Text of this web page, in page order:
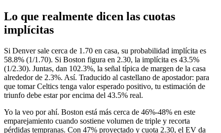
Lo que realmente dicen las cuotas
implícitas
Si Denver sale cerca de 1.70 en casa, su probabilidad implícita es
58.8% (1/1.70). Si Boston figura en 2.30, la implícita es 43.5%
(1/2.30). Juntas, dan 102.3%, la señal típica de margen de la casa
alrededor de 2.3%. Así. Traducido al castellano de apostador: para
que tomar Celtics tenga valor esperado positivo, tu estimación de
triunfo debe estar por encima del 43.5% real.
Yo la veo por ahí. Boston está más cerca de 46%-48% en este
emparejamiento cuando sostiene volumen de triple y recorta
pérdidas tempranas. Con 47% proyectado y cuota 2.30, el EV da